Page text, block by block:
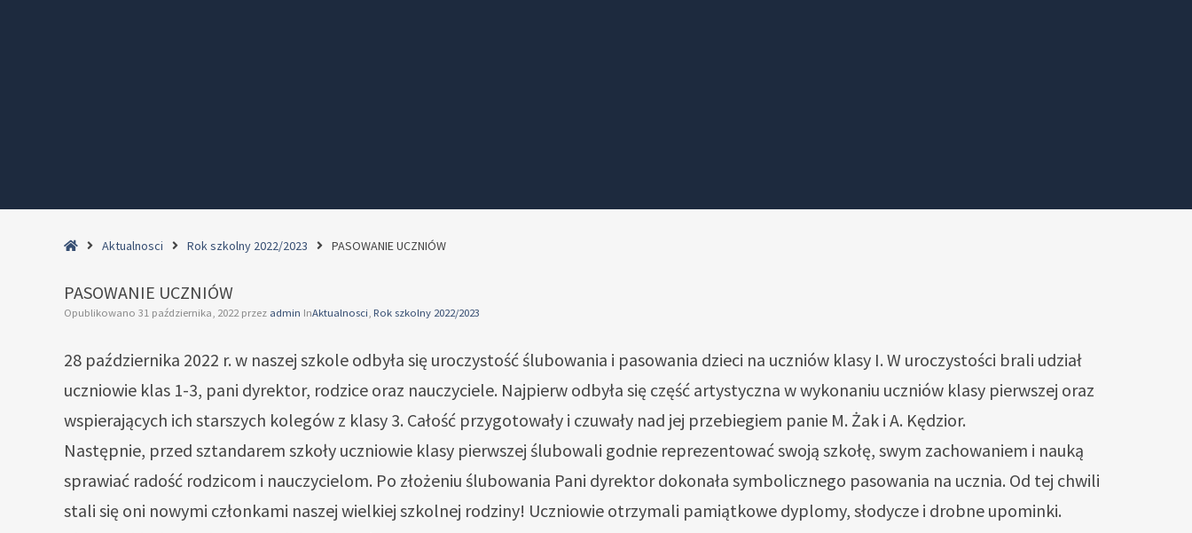
HomeAktualnosci Rok szkolny 2022/2023 PASOWANIE UCZNIÓW
PASOWANIE UCZNIÓW
Opublikowano 31 października, 2022 przez admin InAktualnosci, Rok szkolny 2022/2023
28 października 2022 r. w naszej szkole odbyła się uroczystość ślubowania i pasowania dzieci na uczniów klasy I. W uroczystości brali udział
uczniowie klas 1-3, pani dyrektor, rodzice oraz nauczyciele. Najpierw odbyła się część artystyczna w wykonaniu uczniów klasy pierwszej oraz
wspierających ich starszych kolegów z klasy 3. Całość przygotowały i czuwały nad jej przebiegiem panie M. Żak i A. Kędzior.
Następnie, przed sztandarem szkoły uczniowie klasy pierwszej ślubowali godnie reprezentować swoją szkołę, swym zachowaniem i nauką
sprawiać radość rodzicom i nauczycielom. Po złożeniu ślubowania Pani dyrektor dokonała symbolicznego pasowania na ucznia. Od tej chwili
stali się oni nowymi członkami naszej wielkiej szkolnej rodziny! Uczniowie otrzymali pamiątkowe dyplomy, słodycze i drobne upominki.